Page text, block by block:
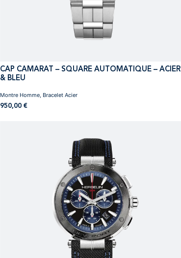
CAP CAMARAT – SQUARE AUTOMATIQUE – ACIER
& BLEU
950,00 €
Montre Homme, Bracelet Acier